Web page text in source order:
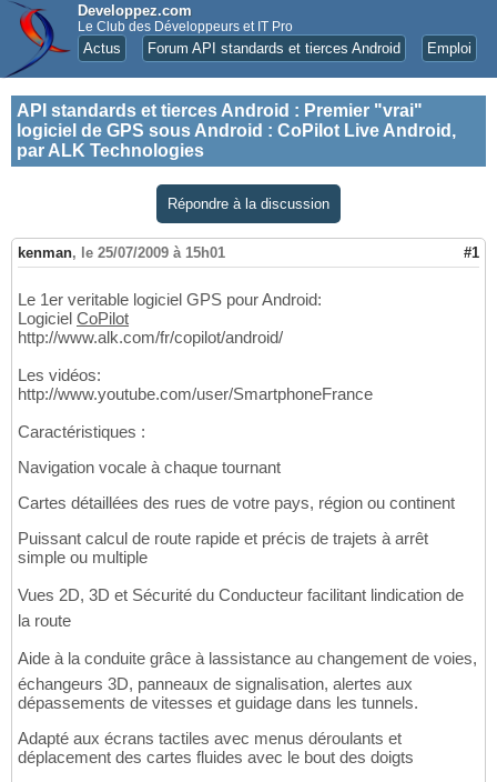
Developpez.com
Le Club des Développeurs et IT Pro
Actus Forum API standards et tierces Android Emploi
API standards et tierces Android : Premier "vrai"
logiciel de GPS sous Android : CoPilot Live Android,
par ALK Technologies
Répondre à la discussion
kenman, le 25/07/2009 à 15h01 #1
Le 1er veritable logiciel GPS pour Android:
Logiciel CoPilot
http://www.alk.com/fr/copilot/android/
Les vidéos:
http://www.youtube.com/user/SmartphoneFrance
Caractéristiques :
Navigation vocale à chaque tournant
Cartes détaillées des rues de votre pays, région ou continent
Puissant calcul de route rapide et précis de trajets à arrêt
simple ou multiple
Vues 2D, 3D et Sécurité du Conducteur facilitant lindication de
la route
Aide à la conduite grâce à lassistance au changement de voies,
échangeurs 3D, panneaux de signalisation, alertes aux
dépassements de vitesses et guidage dans les tunnels.
Adapté aux écrans tactiles avec menus déroulants et
déplacement des cartes fluides avec le bout des doigts